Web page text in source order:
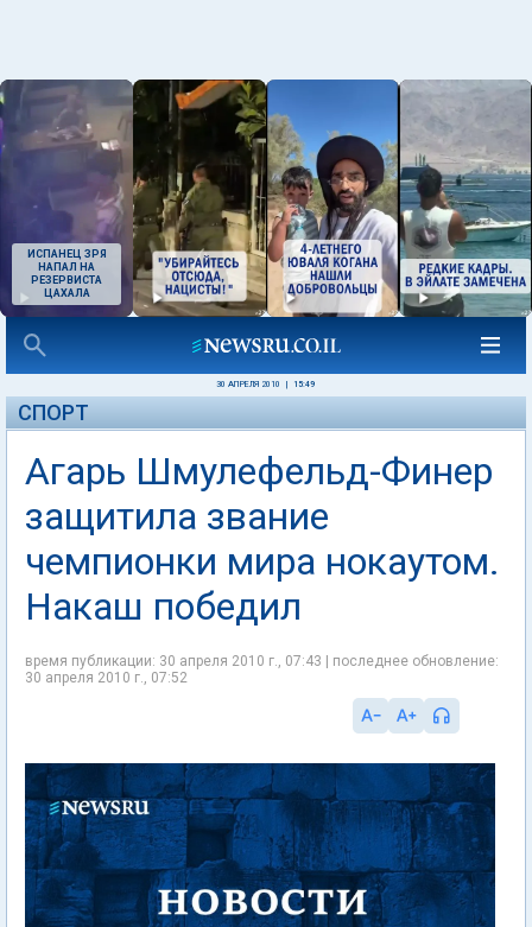
ИСПАНЕЦ ЗРЯ
НАПАЛ НА
РЕЗЕРВИСТА
ЦАХАЛА
30 АПРЕЛЯ 2010 15:49
СПОРТ
Агарь Шмулефельд-Финер
защитила звание
чемпионки мира нокаутом.
Накаш победил
время публикации: 30 апреля 2010 г., 07:43 | последнее обновление:
30 апреля 2010 г., 07:52